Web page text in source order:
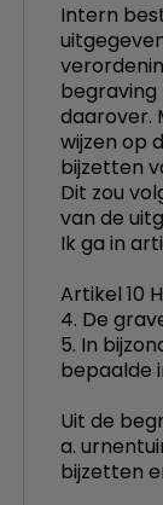
Intern
begraving
daarover.
wijzen op
bijzetten
Dit zou
van de
Ik ga in
Artikel 10
4. De
5. In
bepaalde
Uit de
a.
bijzetten